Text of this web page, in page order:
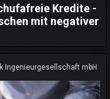
Kredite -
mit negativer
Ingenieurgesellschaft mbH